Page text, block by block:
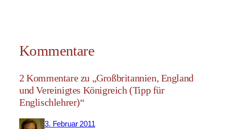
Kommentare
2 Kommentare zu „Großbritannien, England
und Vereinigtes Königreich (Tipp für
Englischlehrer)“
3. Februar 2011